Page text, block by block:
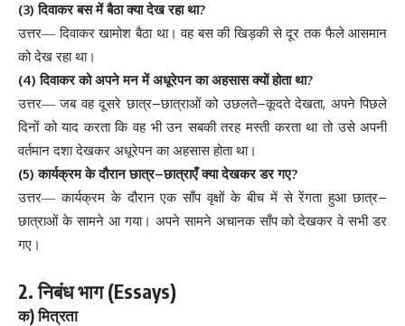
(3)दिवाकर बस में बैठा क्या देख रहा था?
उत्तर— दिवाकर खामोश बैठा था। वह बस की खिड़की से दूर तक फैले आसमान
को देख रहा था।
(4)दिवाकर को अपने मन में अधूरेपन का अहसास क्यों होता था?
उत्तर— जब वह दूसरे छात्र–छात्राओं को उछलते–कूदते देखता, अपने पिछले
दिनों को याद करता कि वह भी उन सबकी तरह मस्ती करता था तो उसे अपनी
वर्तमान दशा देखकर अधूरेपन का अहसास होता था।
(5)कार्यक्रम के दौरान छात्र–छात्राएँ क्या देखकर डर गए?
उत्तर— कार्यक्रम के दौरान एक साँप वृक्षों के बीच में से रेंगता हुआ छात्र–
छात्राओं के सामने आ गया। अपने सामने अचानक साँप को देखकर वे सभी डर
गए ।
2.निबंध भाग(Essays)
क)मित्रता